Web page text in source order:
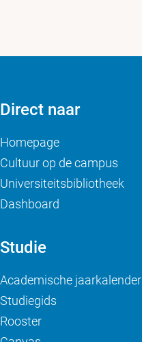
Direct naar
Homepage
Cultuur op de campus
Universiteitsbibliotheek
Dashboard
Studie
Academische jaarkalender
Studiegids
Rooster